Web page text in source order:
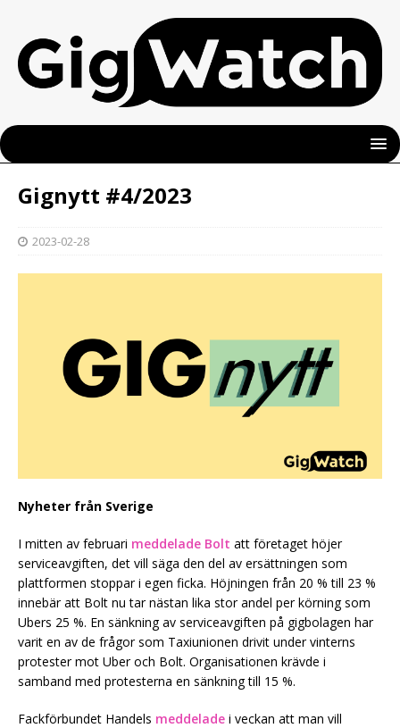
Gignytt #4/2023
2023-02-28
Nyheter från Sverige
I mitten av februari meddelade Bolt att företaget höjer
serviceavgiften, det vill säga den del av ersättningen som
plattformen stoppar i egen ficka. Höjningen från 20 % till 23 %
innebär att Bolt nu tar nästan lika stor andel per körning som
Ubers 25 %. En sänkning av serviceavgiften på gigbolagen har
varit en av de frågor som Taxiunionen drivit under vinterns
protester mot Uber och Bolt. Organisationen krävde i
samband med protesterna en sänkning till 15 %.
Fackförbundet Handels meddelade i veckan att man vill